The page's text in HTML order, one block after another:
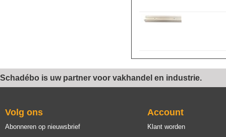
Schadébo is uw partner voor vakhandel en industrie.
Volg ons
Abonneren op nieuwsbrief
Account
Klant worden